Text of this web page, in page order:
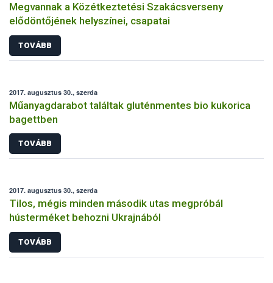
Megvannak a Közétkeztetési Szakácsverseny
elődöntőjének helyszínei, csapatai
TOVÁBB
2017. augusztus 30., szerda
Műanyagdarabot találtak gluténmentes bio kukorica
bagettben
TOVÁBB
2017. augusztus 30., szerda
Tilos, mégis minden második utas megpróbál
hústerméket behozni Ukrajnából
TOVÁBB